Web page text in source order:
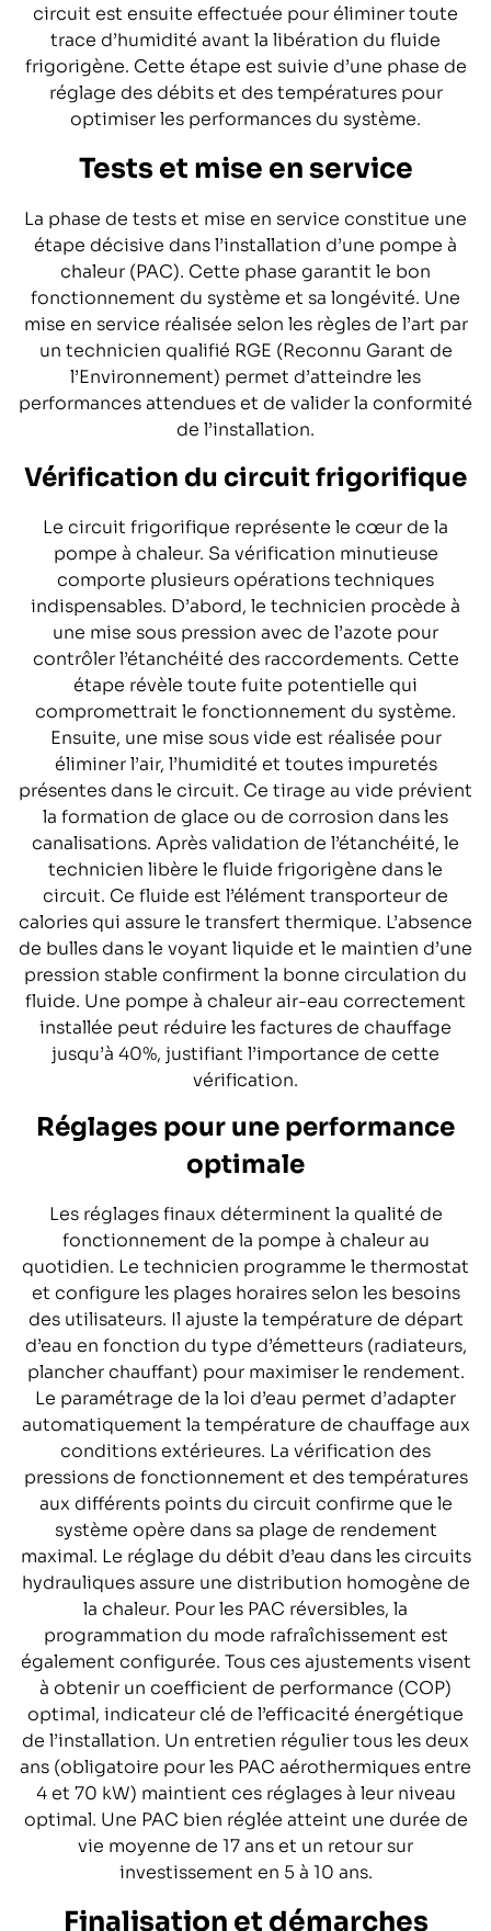
circuit est ensuite effectuée pour éliminer toute
trace d’humidité avant la libération du fluide
frigorigène. Cette étape est suivie d’une phase de
réglage des débits et des températures pour
optimiser les performances du système.
Tests et mise en service
La phase de tests et mise en service constitue une
étape décisive dans l’installation d’une pompe à
chaleur (PAC). Cette phase garantit le bon
fonctionnement du système et sa longévité. Une
mise en service réalisée selon les règles de l’art par
un technicien qualifié RGE (Reconnu Garant de
l’Environnement) permet d’atteindre les
performances attendues et de valider la conformité
de l’installation.
Vérification du circuit frigorifique
Le circuit frigorifique représente le cœur de la
pompe à chaleur. Sa vérification minutieuse
comporte plusieurs opérations techniques
indispensables. D’abord, le technicien procède à
une mise sous pression avec de l’azote pour
contrôler l’étanchéité des raccordements. Cette
étape révèle toute fuite potentielle qui
compromettrait le fonctionnement du système.
Ensuite, une mise sous vide est réalisée pour
éliminer l’air, l’humidité et toutes impuretés
présentes dans le circuit. Ce tirage au vide prévient
la formation de glace ou de corrosion dans les
canalisations. Après validation de l’étanchéité, le
technicien libère le fluide frigorigène dans le
circuit. Ce fluide est l’élément transporteur de
calories qui assure le transfert thermique. L’absence
de bulles dans le voyant liquide et le maintien d’une
pression stable confirment la bonne circulation du
fluide. Une pompe à chaleur air-eau correctement
installée peut réduire les factures de chauffage
jusqu’à 40%, justifiant l’importance de cette
vérification.
Réglages pour une performance
optimale
Les réglages finaux déterminent la qualité de
fonctionnement de la pompe à chaleur au
quotidien. Le technicien programme le thermostat
et configure les plages horaires selon les besoins
des utilisateurs. Il ajuste la température de départ
d’eau en fonction du type d’émetteurs (radiateurs,
plancher chauffant) pour maximiser le rendement.
Le paramétrage de la loi d’eau permet d’adapter
automatiquement la température de chauffage aux
conditions extérieures. La vérification des
pressions de fonctionnement et des températures
aux différents points du circuit confirme que le
système opère dans sa plage de rendement
maximal. Le réglage du débit d’eau dans les circuits
hydrauliques assure une distribution homogène de
la chaleur. Pour les PAC réversibles, la
programmation du mode rafraîchissement est
également configurée. Tous ces ajustements visent
à obtenir un coefficient de performance (COP)
optimal, indicateur clé de l’efficacité énergétique
de l’installation. Un entretien régulier tous les deux
ans (obligatoire pour les PAC aérothermiques entre
4 et 70 kW) maintient ces réglages à leur niveau
optimal. Une PAC bien réglée atteint une durée de
vie moyenne de 17 ans et un retour sur
investissement en 5 à 10 ans.
Finalisation et démarches